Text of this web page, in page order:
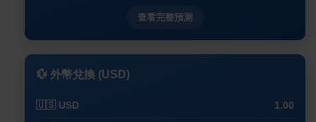
查看完整預測
💱 外幣兌換 (USD)
🇺🇸 USD 1.00